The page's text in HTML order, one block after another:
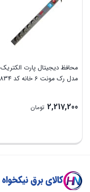
محافظ دیجیتال پارت الکتریک
مدل رک مونت 6 خانه کد 5834
2,217,200 تومان